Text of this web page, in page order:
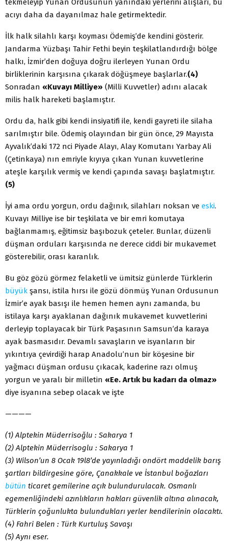
acıyı daha da dayanılmaz hale getirmektedir.
İlk halk silahlı karşı koyması Ödemiş’de kendini gösterir.
Jandarma Yüzbaşı Tahir Fethi beyin teşkilatlandırdığı bölge
halkı, İzmir’den doğuya doğru ilerleyen Yunan Ordu
birliklerinin karşısına çıkarak döğüşmeye başlarlar.(4)
Sonradan «Kuvayı Milliye» (Milli Kuvvetler) adını alacak
milis halk hareketi başlamıştır.
Ordu da, halk gibi kendi insiyatifi ile, kendi gayreti ile silaha
sarılmıştır bile. Ödemiş olayından bir gün önce, 29 Mayısta
Ayvalık’daki 172 nci Piyade Alayı, Alay Komutanı Yarbay Ali
(Çetinkaya) nın emriyle kıyıya çıkan Yunan kuvvetlerine
ateşle karşılık vermiş ve kendi çapında savaşı başlatmıştır.
(5)
İyi ama ordu yorgun, ordu dağınık, silahları noksan ve eski.
Kuvayı Milliye ise bir teşkilata ve bir emri komutaya
bağlanmamış, eğitimsiz başıbozuk çeteler. Bunlar, düzenli
düşman orduları karşısında ne derece ciddi bir mukavemet
gösterebilir, orası karanlık.
Bu göz gözü görmez felaketli ve ümitsiz günlerde Türklerin
büyük şansı, istila hırsı ile gözü dönmüş Yunan Ordusunun
İzmir’e ayak basışı ile hemen hemen aynı zamanda, bu
istilaya karşı ayaklanan dağınık mukavemet kuvvetlerini
derleyip toplayacak bir Türk Paşasının Samsun’da karaya
ayak basmasıdır. Devamlı savaşların ve isyanların bir
yıkıntıya çevirdiği harap Anadolu’nun bir köşesine bir
yağmacı düşman ordusu çıkacak, kaderine razı olmuş
yorgun ve yaralı bir milletin «Ee. Artık bu kadarı da olmaz»
diye isyanına sebep olacak ve işte
————
(1) Alptekin Müderrisoğlu : Sakarya 1
(2) Alptekin Müderrisoglu : Sakarya 1
(3) Wilson’un 8 Ocak 19l8’de yayınladığı ondört maddelik barış
şartları bildirgesine göre, Çanakkale ve İstanbul boğazları
bütün ticaret gemilerine açık bulundurulacak. Osmanlı
egemenliğindeki azınlıkların hakları güvenlik altına alınacak,
Türklerin çoğunlukta bulundukları yerler kendilerinin olacaktı.
(4) Fahri Belen : Türk Kurtuluş Savaşı
(5) Aynı eser.